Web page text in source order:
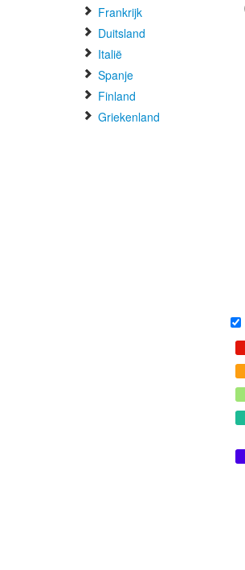
Frankrijk
Duitsland
Italië
Spanje
Finland
Griekenland